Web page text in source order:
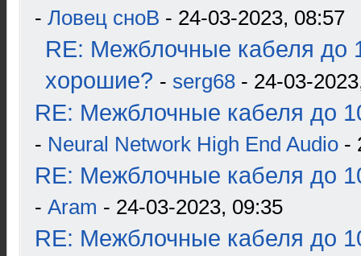
- Ловец сноВ - 24-03-2023, 08:57
RE: Межблочные кабеля до
хорошие? - serg68 - 24-03-
RE: Межблочные кабеля до
- Neural Network High End Audio -
RE: Межблочные кабеля до
- Aram - 24-03-2023, 09:35
RE: Межблочные кабеля до